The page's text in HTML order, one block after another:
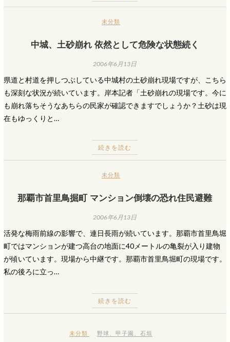
未分類
中城、土砂崩れ 依然として危険な状態続く
2006年6月13日
県道と村道を押しつぶしている中城村の土砂崩れ現場ですが、こちら
も深刻な状況が続いています。岸本記者「土砂崩れの現場です。今に
も崩れ落ちそうなあちらの民家が確認できますでしょうか？土砂は現
在もゆっくりと…
続きを読む
未分類
那覇市首里鳥掘町 マンション倒壊の恐れ住民避難
2006年6月13日
活発な梅雨前線の影響で、連日長雨が続いています。那覇市首里鳥堀
町ではマンションが建つ高台の地面に40メートルの亀裂が入り建物
が傾いています。現場から中継です。那覇市首里鳥堀町の現場です。
私の後ろに立っ…
続きを読む
未分類 野球 、甲子園 、石垣